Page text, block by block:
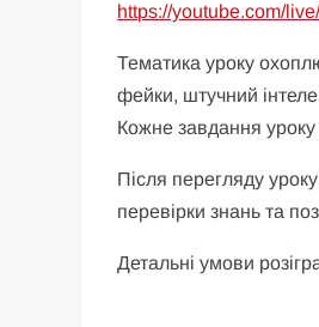
https://youtube.com/
Тематика уроку
фейки, штучний
Кожне завдання
Після перегляду
перевірки знань та
Детальні умови